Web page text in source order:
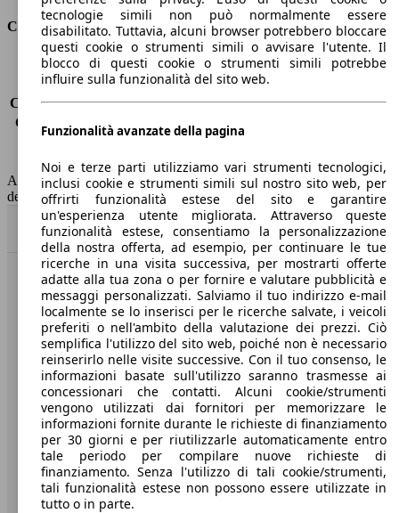
Consumi
Emissioni di CO2*
132 g/km (komb.)
Consumo (urbano)
6.9 l/100km
Consumo (extra-urbano) 5.1 l/100km
Consumo (combinato)*
5.7 l/100km
Capacità del serbatoio
52 l
AutoScout24 non si assume alcuna responsabilità per la correttezza
dei dati.
Torna su
Benvenuti su AutoScout24, il mercato auto europeo.
Società
A proposito di AutoScout24
Stampa
Media
Condizioni generali
Informazioni
tecnologie simili non può normalmente essere
disabilitato. Tuttavia, alcuni browser potrebbero bloccare
questi cookie o strumenti simili o avvisare l'utente. Il
blocco di questi cookie o strumenti simili potrebbe
influire sulla funzionalità del sito web.
Funzionalità avanzate della pagina
Noi e terze parti utilizziamo vari strumenti tecnologici,
inclusi cookie e strumenti simili sul nostro sito web, per
offrirti funzionalità estese del sito e garantire
un'esperienza utente migliorata. Attraverso queste
funzionalità estese, consentiamo la personalizzazione
della nostra offerta, ad esempio, per continuare le tue
ricerche in una visita successiva, per mostrarti offerte
adatte alla tua zona o per fornire e valutare pubblicità e
messaggi personalizzati. Salviamo il tuo indirizzo e-mail
localmente se lo inserisci per le ricerche salvate, i veicoli
preferiti o nell'ambito della valutazione dei prezzi. Ciò
semplifica l'utilizzo del sito web, poiché non è necessario
reinserirlo nelle visite successive. Con il tuo consenso, le
informazioni basate sull'utilizzo saranno trasmesse ai
concessionari che contatti. Alcuni cookie/strumenti
vengono utilizzati dai fornitori per memorizzare le
informazioni fornite durante le richieste di finanziamento
per 30 giorni e per riutilizzarle automaticamente entro
tale periodo per compilare nuove richieste di
finanziamento. Senza l'utilizzo di tali cookie/strumenti,
tali funzionalità estese non possono essere utilizzate in
tutto o in parte.